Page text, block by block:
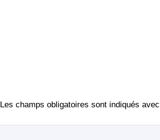
Les champs obligatoires sont indiqués avec